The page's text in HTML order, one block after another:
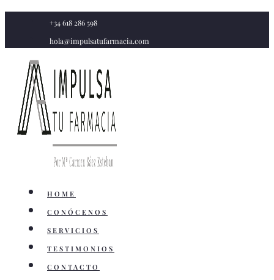
contenido
+34 618 286 598
hola@impulsatufarmacia.com
HOME
CONÓCENOS
SERVICIOS
TESTIMONIOS
CONTACTO